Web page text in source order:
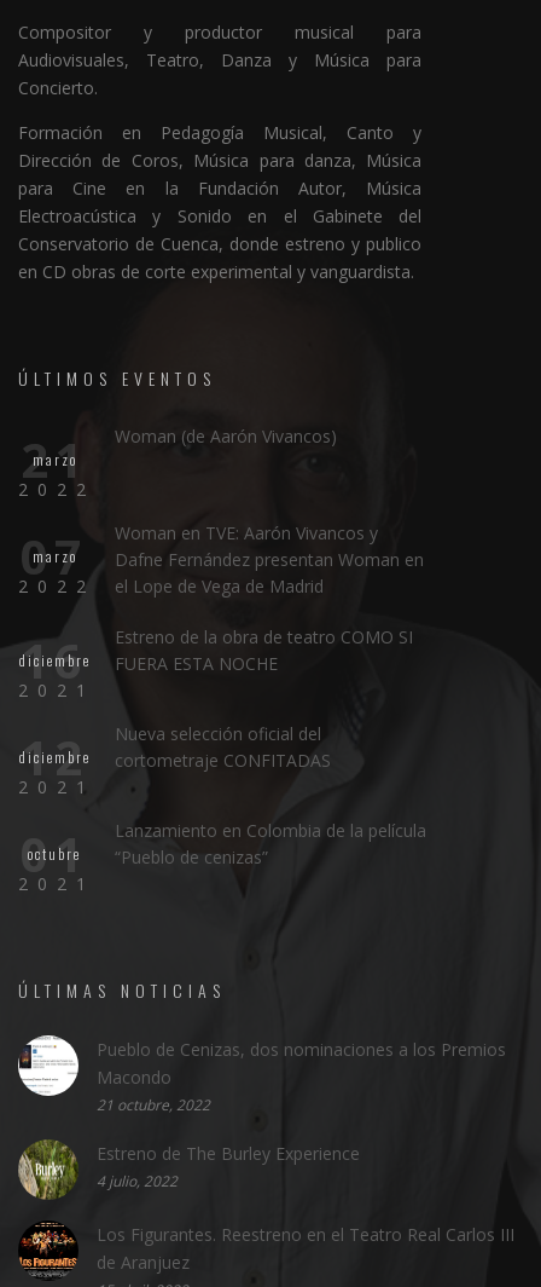
Compositor y productor musical para
Audiovisuales, Teatro, Danza y Música para
Concierto.
Formación en Pedagogía Musical, Canto y
Dirección de Coros, Música para danza, Música
para Cine en la Fundación Autor, Música
Electroacústica y Sonido en el Gabinete del
Conservatorio de Cuenca, donde estreno y publico
en CD obras de corte experimental y vanguardista.
ÚLTIMOS EVENTOS
21
marzo
2022
Woman (de Aarón Vivancos)
07
marzo
2022
Woman en TVE: Aarón Vivancos y
Dafne Fernández presentan Woman en
el Lope de Vega de Madrid
16
diciembre
2021
Estreno de la obra de teatro COMO SI
FUERA ESTA NOCHE
12
diciembre
2021
Nueva selección oficial del
cortometraje CONFITADAS
01
octubre
2021
Lanzamiento en Colombia de la película
“Pueblo de cenizas”
ÚLTIMAS NOTICIAS
Pueblo de Cenizas, dos nominaciones a los Premios
Macondo
21 octubre, 2022
Estreno de The Burley Experience
4 julio, 2022
Los Figurantes. Reestreno en el Teatro Real Carlos III
de Aranjuez